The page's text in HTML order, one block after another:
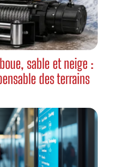
sable et neige :
des terrains